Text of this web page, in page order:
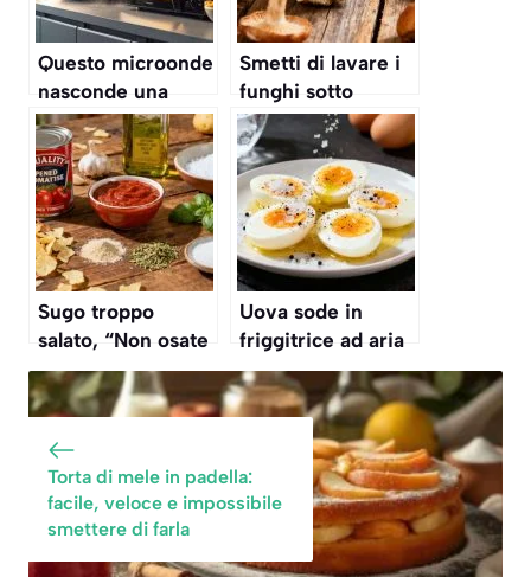
Questo microonde
nasconde una
funzione Airfryer
e vapore
Smetti di lavare i
funghi sotto
l’acqua: si
impregnano, ecco
il metodo corretto
Sugo troppo
salato, “Non osate
metterci dentro
l’acqua”: basta
aggiungere questo
ingrediente e
diventa
saporitissimo
Uova sode in
friggitrice ad aria
ricetta come fare
cottura airfryer
Torta di mele in padella:
facile, veloce e impossibile
smettere di farla